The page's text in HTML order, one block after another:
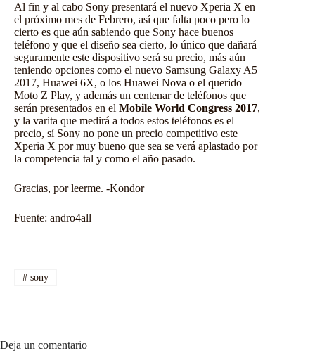
Al fin y al cabo Sony presentará el nuevo Xperia X en
el próximo mes de Febrero, así que falta poco pero lo
cierto es que aún sabiendo que Sony hace buenos
teléfono y que el diseño sea cierto, lo único que dañará
seguramente este dispositivo será su precio, más aún
teniendo opciones como el nuevo Samsung Galaxy A5
2017, Huawei 6X, o los Huawei Nova o el querido
Moto Z Play, y además un centenar de teléfonos que
serán presentados en el Mobile World Congress 2017,
y la varita que medirá a todos estos teléfonos es el
precio, sí Sony no pone un precio competitivo este
Xperia X por muy bueno que sea se verá aplastado por
la competencia tal y como el año pasado.
Gracias, por leerme. -Kondor
Fuente: andro4all
#sony
Deja un comentario